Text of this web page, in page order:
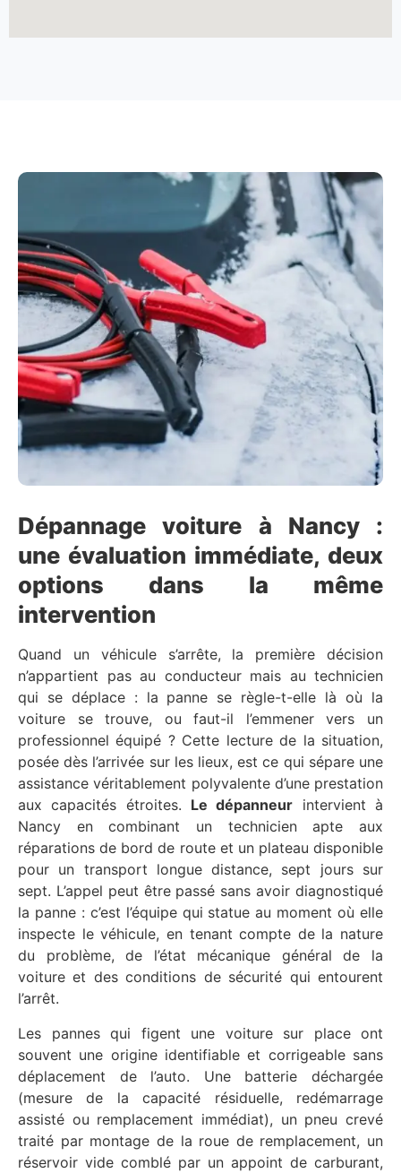
Dépannage voiture à Nancy :
une évaluation immédiate, deux
options dans la même
intervention
Quand un véhicule s’arrête, la première décision
n’appartient pas au conducteur mais au technicien
qui se déplace : la panne se règle-t-elle là où la
voiture se trouve, ou faut-il l’emmener vers un
professionnel équipé ? Cette lecture de la situation,
posée dès l’arrivée sur les lieux, est ce qui sépare une
assistance véritablement polyvalente d’une prestation
aux capacités étroites. Le dépanneur intervient à
Nancy en combinant un technicien apte aux
réparations de bord de route et un plateau disponible
pour un transport longue distance, sept jours sur
sept. L’appel peut être passé sans avoir diagnostiqué
la panne : c’est l’équipe qui statue au moment où elle
inspecte le véhicule, en tenant compte de la nature
du problème, de l’état mécanique général de la
voiture et des conditions de sécurité qui entourent
l’arrêt.
Les pannes qui figent une voiture sur place ont
souvent une origine identifiable et corrigeable sans
déplacement de l’auto. Une batterie déchargée
(mesure de la capacité résiduelle, redémarrage
assisté ou remplacement immédiat), un pneu crevé
traité par montage de la roue de remplacement, un
réservoir vide comblé par un appoint de carburant,